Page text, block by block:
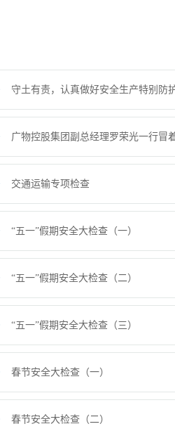
守土有责，认真做好安全生产特别
广物控股集团副总经理罗荣光一行冒
交通运输专项检查
“五一”假期安全大检查（一）
“五一”假期安全大检查（二）
“五一”假期安全大检查（三）
春节安全大检查（一）
春节安全大检查（二）